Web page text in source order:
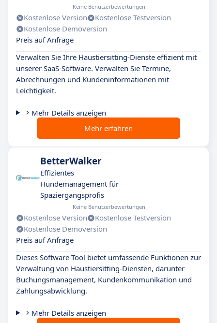
Keine Benutzerbewertungen
Kostenlose Version
Kostenlose Testversion
Kostenlose Demoversion
Preis auf Anfrage
Verwalten Sie Ihre Haustiersitting-Dienste effizient mit
unserer SaaS-Software. Verwalten Sie Termine,
Abrechnungen und Kundeninformationen mit
Leichtigkeit.
Mehr Details anzeigen
Mehr erfahren
BetterWalker
Effizientes
Hundemanagement für
Spaziergangsprofis
Keine Benutzerbewertungen
Kostenlose Version
Kostenlose Testversion
Kostenlose Demoversion
Preis auf Anfrage
Dieses Software-Tool bietet umfassende Funktionen zur
Verwaltung von Haustiersitting-Diensten, darunter
Buchungsmanagement, Kundenkommunikation und
Zahlungsabwicklung.
Mehr Details anzeigen